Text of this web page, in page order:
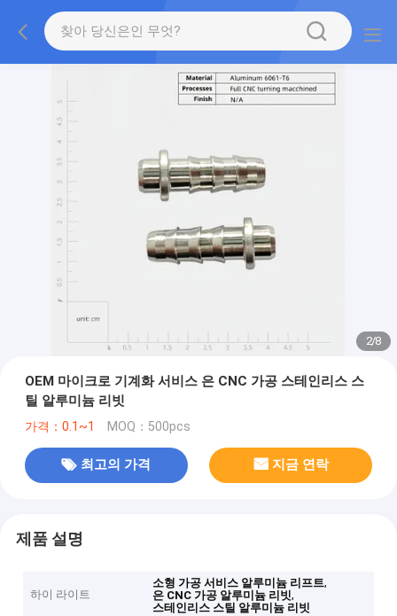
2/8
OEM 마이크로 기계화 서비스 은 CNC 가공 스테인리스 스
틸 알루미늄 리빗
가격：0.1~1 MOQ：500pcs
최고의 가격 지금 연락
제품 설명
하이 라이트
소형 가공 서비스 알루미늄 리프트,
은 CNC 가공 알루미늄 리빗,
스테인리스 스틸 알루미늄 리빗